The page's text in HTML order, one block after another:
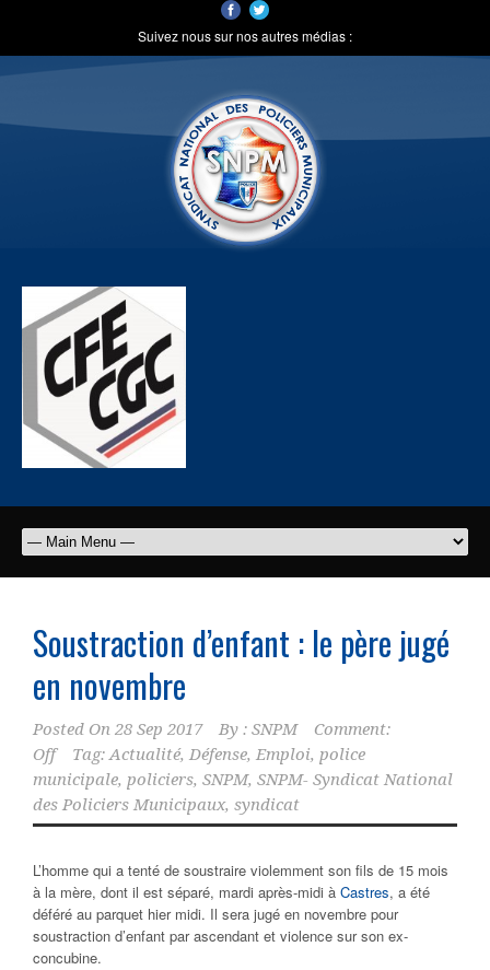
Suivez nous sur nos autres médias :
Soustraction d’enfant : le père jugé
en novembre
Posted On 28 Sep 2017 By : SNPM
Comment:
Off
Tag:Actualité, Défense, Emploi, police
municipale, policiers, SNPM, SNPM- Syndicat National
des Policiers Municipaux, syndicat
L’homme qui a tenté de soustraire violemment son fils de 15 mois
à la mère, dont il est séparé, mardi après-midi à Castres, a été
déféré au parquet hier midi. Il sera jugé en novembre pour
soustraction d’enfant par ascendant et violence sur son ex-
concubine.